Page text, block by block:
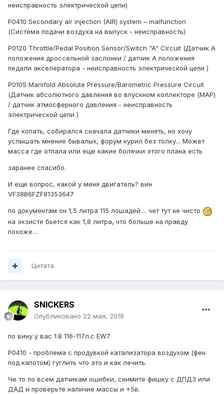
неисправность электрической цепи)
Р0410 Secondary air injection (AIR) system – malfunction
(Система подачи воздуха на выпуск - неисправность)
Р0120 Throttle/Pedal Position Sensor/Switch "A" Circuit (Датчик А
положения дроссельной заслонки / датчик А положения
педали акселератора - неисправность электрической цепи )
Р0105 Manifold Absolute Pressure/Barometric Pressure Circuit
(Датчик абсолютного давления во впускном коллекторе (МАР)
/ датчик атмосферного давления - неисправность
электрической цепи )
Где копать, собирался сначала датчики менять, но хочу
услышать мнение бывалых, форум курил без толку... Может
масса где отпала или еще какие болячки этого плана есть
заранее спасибо.
И еще вопрос, какой у меня двигатель? вин
VF38B6FZF81353647
по документам он 1,5 литра 115 лошадей.... чет тут не чисто
на экзисте бьется как 1,8 литра, что больше на правду
похоже...
Цитата
SNICKERS
Опубликовано 22 мая, 2018
по вину у вас 1.8 116-117л.с EW7
Р0410 - проблема с продувкой катализатора воздухом (фен
под капотом) гуглить что это и как лечить.
Че то по всем датчикам ошибки, снимите фишку с ДПДЗ или
ДАД и проверьте наличие массы и +5в.